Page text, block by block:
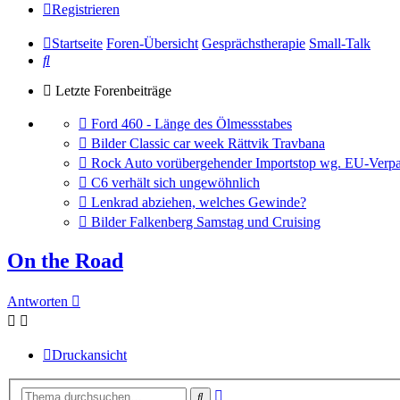
Registrieren
Startseite Foren-Übersicht Gesprächstherapie Small-Talk
Suche
Letzte Forenbeiträge
Gehe
zum
letzten
Beitrag
Ford 460 - Länge des Ölmessstabes
Gehe
zum
letzten
Beitrag
Bilder Classic car week Rättvik Travbana
Gehe
zum
letzten
Beitrag
Rock Auto vorübergehender Importstop wg. EU-
Gehe
zum
letzten
Beitrag
C6 verhält sich ungewöhnlich
Gehe
zum
letzten
Lenkrad abziehen, welches Gewinde?
Gehe
letzten
Beitrag
Bilder Falkenberg Samstag und Cruising
On the Road
Antworten
Druckansicht
Suche